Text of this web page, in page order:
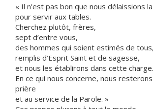
« Il n’est pas bon que nous délaissions
pour servir aux tables.
Cherchez plutôt, frères,
sept d’entre vous,
des hommes qui soient estimés de tous,
remplis d’Esprit Saint et de sagesse,
et nous les établirons dans cette charge.
En ce qui nous concerne, nous
prière
et au service de la Parole. »